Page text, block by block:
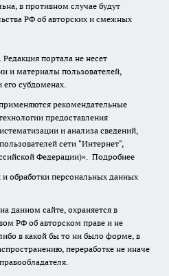
в противном случае будут
РФ об авторских и смежных
Редакция портала не несет
и материалы пользователей,
субдоменах.
рекомендательные
предоставления
и анализа сведений,
сети "Интернет",
Федерации)». Подробнее
обработки персональных данных
данном сайте, охраняется в
РФ об авторском праве и не
в какой бы то ни было форме, в
переработке не иначе